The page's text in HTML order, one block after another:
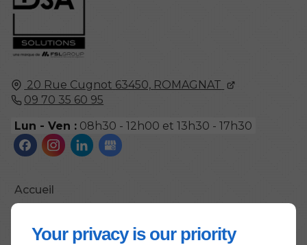
Your privacy is our priority
20 Rue Cugnot 63450, ROMAGNAT
09 70 35 60 95
Lun - Ven : 08h30 - 12h00 et 13h30 - 17h30
Accueil
Mentions légales